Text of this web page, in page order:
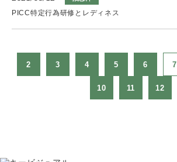
PICC特定行為研修とレディネス
2 3 4 5 6 7
10 11 12